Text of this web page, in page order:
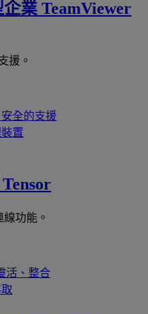
企業 TeamViewer
援。
全的支援
置
功能。
活、整合